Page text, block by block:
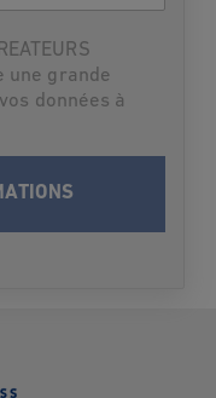
une grande
données à
ET
à
vous contacter